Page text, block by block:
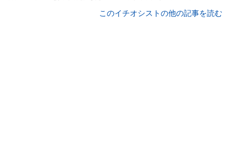
このイチオシストの他の記事を読む